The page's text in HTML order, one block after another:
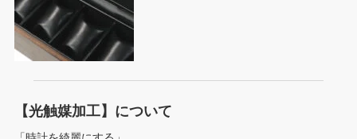
【光触媒加工】について